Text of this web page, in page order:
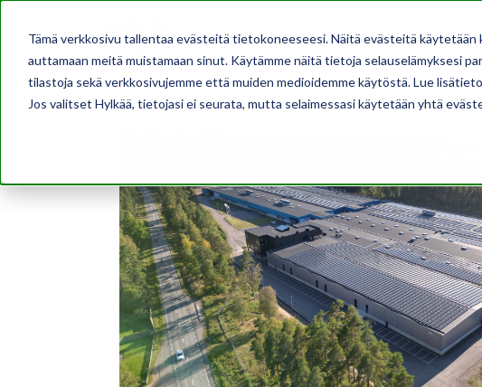
Tämä verkkosivu tallentaa evästeitä tietokoneeseesi. Näitä evästeitä
auttamaan meitä muistamaan sinut. Käytämme näitä tietoja selauselämyksesi
tilastoja sekä verkkosivujemme että muiden medioidemme käytöstä. Lue
Jos valitset Hylkää, tietojasi ei seurata, mutta selaimessasi käytetään yhtä
AJANKOHTAISTA